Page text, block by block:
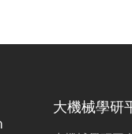
大機械學研